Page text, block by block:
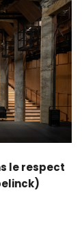
le respect